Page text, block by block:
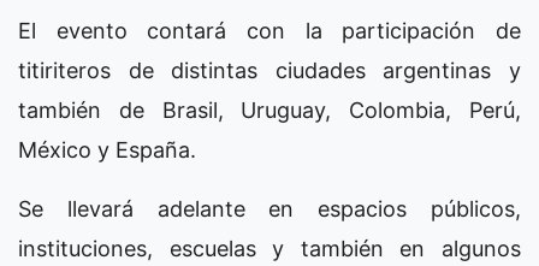
El evento contará con la participación de
titiriteros de distintas ciudades argentinas y
también de Brasil, Uruguay, Colombia, Perú,
México y España.
Se llevará adelante en espacios públicos,
instituciones, escuelas y también en algunos